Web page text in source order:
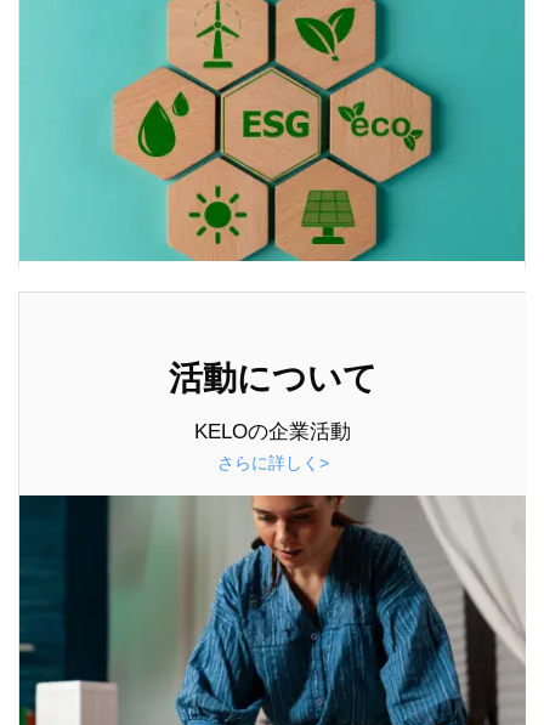
活動について
KELOの企業活動
さらに詳しく>